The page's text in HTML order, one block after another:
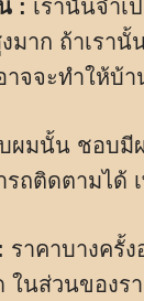
: เรานั้นจำ
าก ถ้าเรานั้
จจะทำให้บ้า
ผมนั้น ชอบมี
รถติดตามได้
ราคาบางครั้
ในส่วนของร